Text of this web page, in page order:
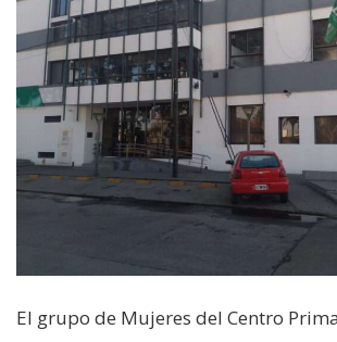
El grupo de Mujeres del Centro